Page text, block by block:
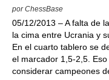
por ChessBase
05/12/2013 – A falta de
la cima entre Ucrania y
En el cuarto tablero se
el marcador 1,5-2,5.
considerar campeones